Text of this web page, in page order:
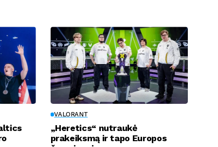
VALORANT
„Heretics“ nutraukė
prakeiksmą ir tapo Europos